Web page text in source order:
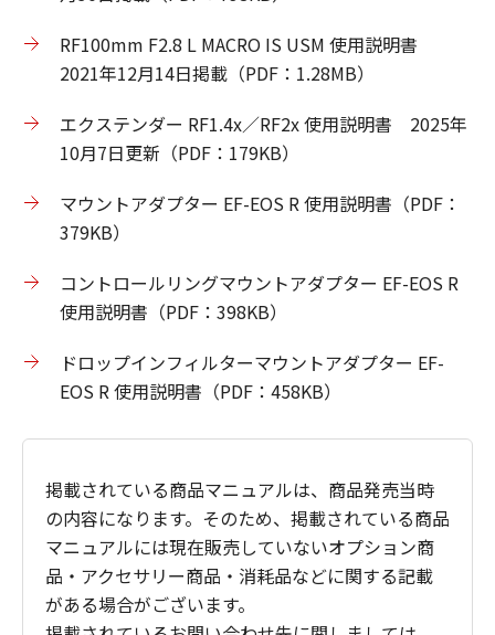
RF100mm F2.8 L MACRO IS USM 使用説明書
2021年12月14日掲載（PDF：1.28MB）
エクステンダー RF1.4x／RF2x 使用説明書 2025年
10月7日更新（PDF：179KB）
マウントアダプター EF-EOS R 使用説明書（PDF：
379KB）
コントロールリングマウントアダプター EF-EOS R
使用説明書（PDF：398KB）
ドロップインフィルターマウントアダプター EF-
EOS R 使用説明書（PDF：458KB）
掲載されている商品マニュアルは、商品発売当時
の内容になります。そのため、掲載されている商品
マニュアルには現在販売していないオプション商
品・アクセサリー商品・消耗品などに関する記載
がある場合がございます。